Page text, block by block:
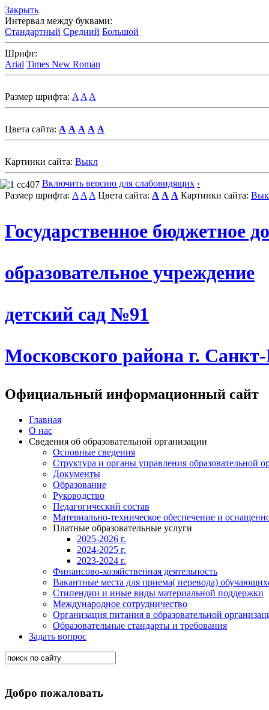
Закрыть
Интервал между буквами:
Стандартный Средний Большой
Шрифт:
Arial Times New Roman
Размер шрифта: A A A
Цвета сайта: A A A A A
Картинки сайта: Выкл
Включить версию для слабовидящих ‹
Размер шрифта: A A A Цвета сайта: A A A Картинки сайта:
Государственное бюджетное
образовательное учреждение
детский сад №91
Московского района г.
Официальный информационный сайт
Главная
О нас
Сведения об образовательной организации
Основные сведения
Структура и органы управления образовательной
Документы
Образование
Руководство
Педагогический состав
Материально-техническое обеспечение и
Платные образовательные услуги
2025-2026 г.
2024-2025 г.
2023-2024 г.
Финансово-хозяйственная деятельность
Вакантные места для приема( перевода)
Стипендии и иные виды материальной поддержки
Международное сотрудничество
Организация питания в образовательной
Образовательные стандарты и требования
Задать вопрос
Добро пожаловать